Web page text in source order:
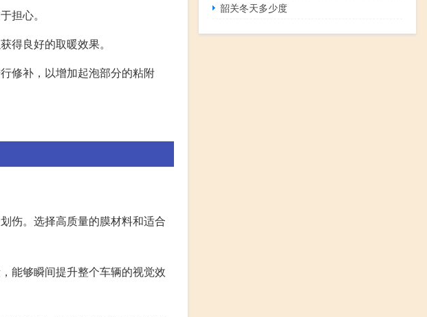
担心。
得良好的取暖效果。
修补，以增加起泡部分的粘附
伤。选择高质量的膜材料和适合
能够瞬间提升整个车辆的视觉效
韶关冬天多少度